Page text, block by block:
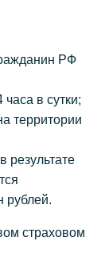
РФ
часа в сутки;
территории
результате
рублей.
страховом